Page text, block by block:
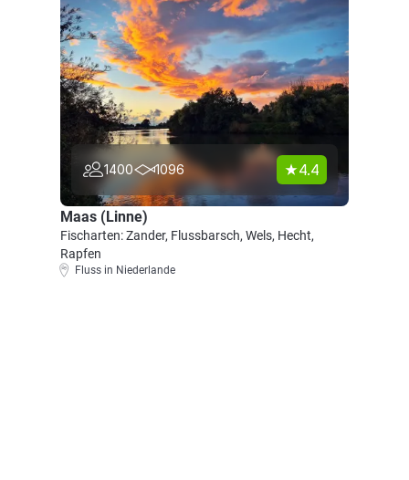
1400 1096 4.4
Maas (Linne)
Fischarten: Zander, Flussbarsch, Wels, Hecht,
Rapfen
Fluss in Niederlande